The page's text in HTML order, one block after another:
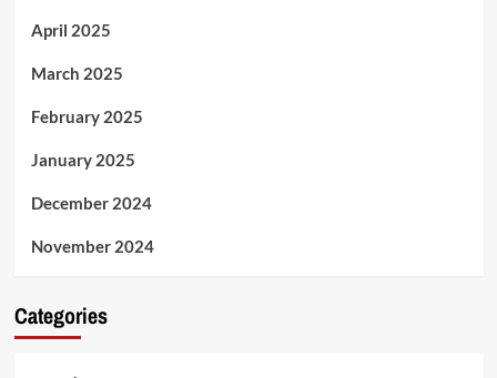
April 2025
March 2025
February 2025
January 2025
December 2024
November 2024
Categories